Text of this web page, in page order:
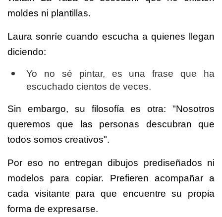
moldes ni plantillas.
Laura sonríe cuando escucha a quienes llegan
diciendo:
Yo no sé pintar, es una frase que ha
escuchado cientos de veces.
Sin embargo, su filosofía es otra: "Nosotros
queremos que las personas descubran que
todos somos creativos".
Por eso no entregan dibujos prediseñados ni
modelos para copiar. Prefieren acompañar a
cada visitante para que encuentre su propia
forma de expresarse.